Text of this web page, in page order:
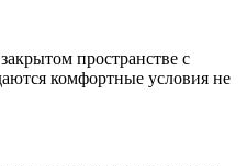
пространстве с
комфортные условия не